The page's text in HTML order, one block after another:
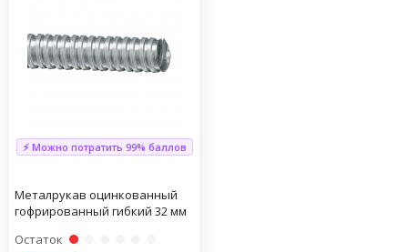
⚡ Можно потратить 99% баллов
Металрукав оцинкованный
гофрированный гибкий 32 мм
Остаток